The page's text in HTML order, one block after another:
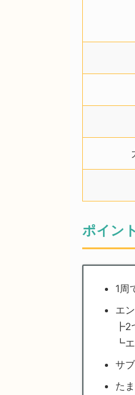
ポイント
1周
エ
┣2
┗
サ
た